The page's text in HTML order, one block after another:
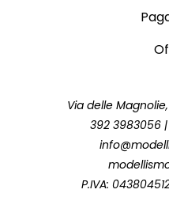
Via delle
392 3983056 |
P.IVA: